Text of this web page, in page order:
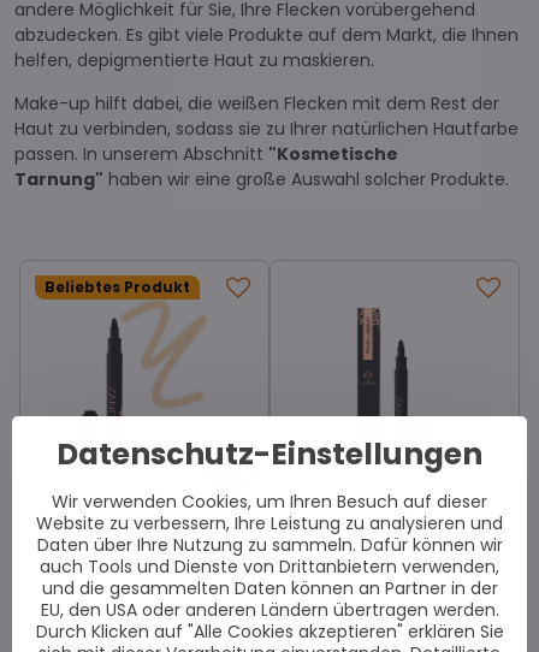
andere Möglichkeit für Sie, Ihre Flecken vorübergehend
abzudecken. Es gibt viele Produkte auf dem Markt, die Ihnen
helfen, depigmentierte Haut zu maskieren.
Make-up hilft dabei, die weißen Flecken mit dem Rest der
Haut zu verbinden, sodass sie zu Ihrer natürlichen Hautfarbe
passen. In unserem Abschnitt "Kosmetische
Tarnung" haben wir eine große Auswahl solcher Produkte.
43%
Beliebtes Produkt
Präzisions-Concealer -
Neukunde
Sofort lieferbar
9 €
Präzisions-Concealer
Sofort lieferbar
16 €
Datenschutz-Einstellungen
Wir verwenden Cookies, um Ihren Besuch auf dieser
Website zu verbessern, Ihre Leistung zu analysieren und
Daten über Ihre Nutzung zu sammeln. Dafür können wir
auch Tools und Dienste von Drittanbietern verwenden,
und die gesammelten Daten können an Partner in der
EU, den USA oder anderen Ländern übertragen werden.
Durch Klicken auf "Alle Cookies akzeptieren" erklären Sie